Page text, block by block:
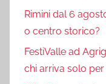
Rimini dal 6
o centro storico?
FestiValle ad
chi arriva solo